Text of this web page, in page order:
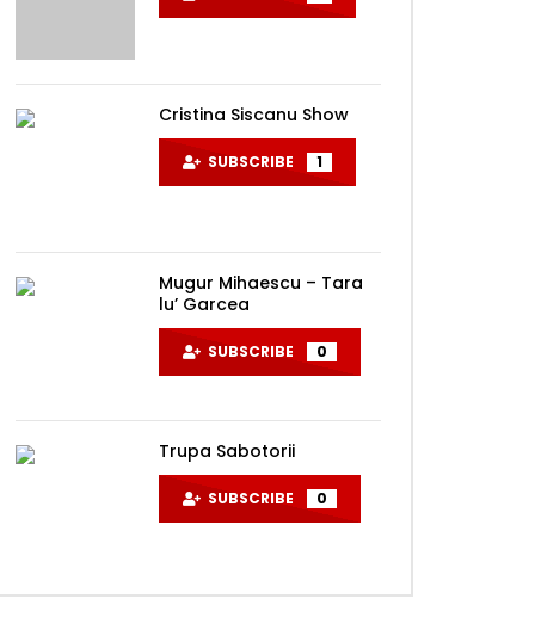
Cristina Siscanu Show
SUBSCRIBE 1
Mugur Mihaescu – Tara
lu’ Garcea
SUBSCRIBE 0
Trupa Sabotorii
SUBSCRIBE 0